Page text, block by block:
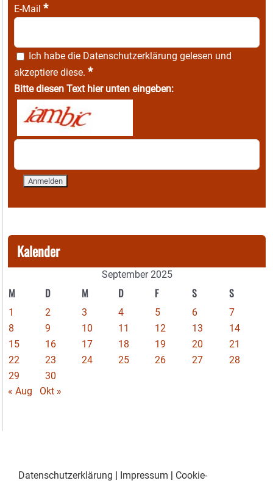
E-Mail *
Ich habe die Datenschutzerklärung gelesen und
akzeptiere diese. *
Bitte diesen Text hier unten eingeben:
Kalender
September 2025
M D M D F S S
1 2 3 4 5 6
7
8
9 10 11 12 13
14
15
16 17 18 19 20
21
22
23 24 25 26 27
28
29
30
« Aug
Okt »
Datenschutzerklärung | Impressum | Cookie-